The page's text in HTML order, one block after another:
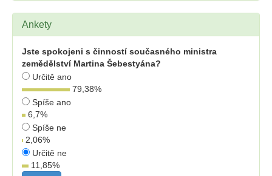
Ankety
Jste spokojeni s činností současného ministra
zemědělství Martina Šebestyána?
Určitě ano
79,38%
Spíše ano
6,7%
Spíše ne
2,06%
Určitě ne
11,85%